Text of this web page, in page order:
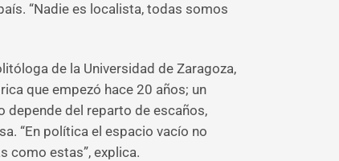
“Nadie es localista, todas somos
de la Universidad de Zaragoza,
que empezó hace 20 años; un
depende del reparto de escaños,
“En política el espacio vacío no
como estas”, explica.